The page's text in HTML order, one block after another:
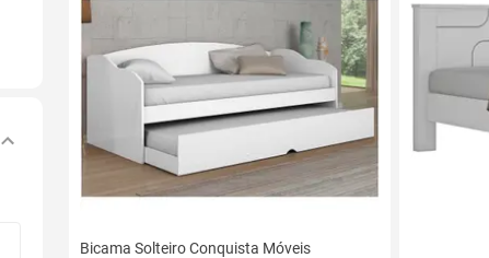
Bicama Solteiro Conquista Móveis